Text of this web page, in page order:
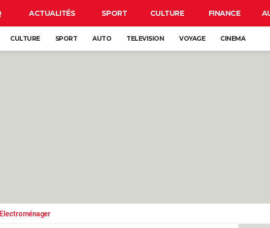
ACTUALITÉS SPORT CULTURE FINANCE
CULTURE SPORT AUTO TELEVISION VOYAGE CINEMA
Electroménager